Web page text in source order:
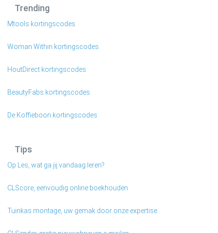
Trending
Mtools kortingscodes
Woman Within kortingscodes
HoutDirect kortingscodes
BeautyFabs kortingscodes
De Koffieboon kortingscodes
Tips
Op Les, wat ga jij vandaag leren?
CLScore, eenvoudig online boekhouden
Tuinkas montage, uw gemak door onze expertise